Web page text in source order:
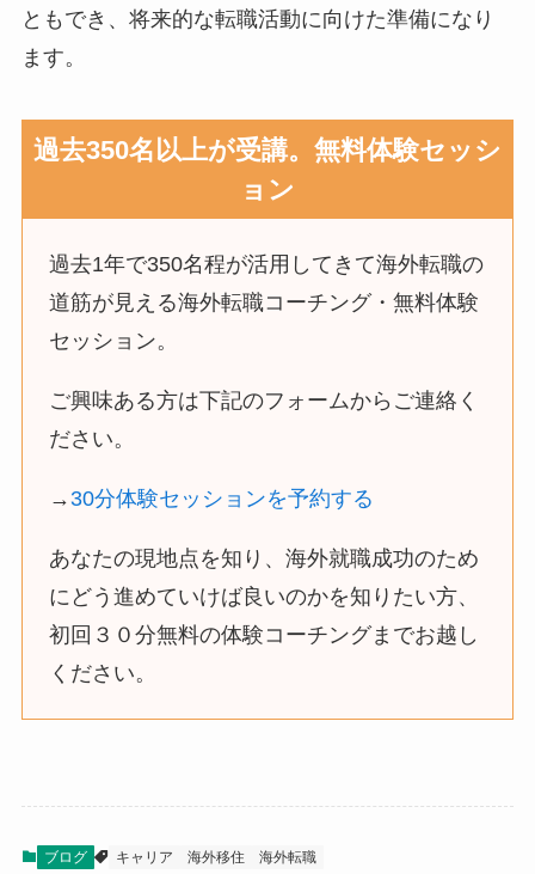
ともでき、将来的な転職活動に向けた準備になり
ます。
過去350名以上が受講。無料体験セッシ
ョン
過去1年で350名程が活用してきて海外転職の
道筋が見える海外転職コーチング・無料体験
セッション。
ご興味ある方は下記のフォームからご連絡く
ださい。
→ 30分体験セッションを予約する
あなたの現地点を知り、海外就職成功のため
にどう進めていけば良いのかを知りたい方、
初回３０分無料の体験コーチングまでお越し
ください。
ブログ キャリア 海外移住 海外転職